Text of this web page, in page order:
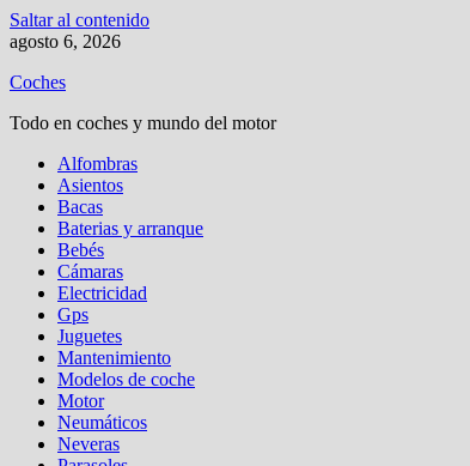
Saltar al contenido
agosto 6, 2026
Coches
Todo en coches y mundo del motor
Alfombras
Asientos
Bacas
Baterias y arranque
Bebés
Cámaras
Electricidad
Gps
Juguetes
Mantenimiento
Modelos de coche
Motor
Neumáticos
Neveras